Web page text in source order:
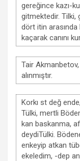
gereğince kazı-
gitmektedir. Tilki,
dört itin arasında
kaçarak canını
Tair
alınmıştır.
Korkı st değ
Tülki, mertli
kan baskanma,
deydiTülki.
enkeyip atkan
ekeledim, -dep